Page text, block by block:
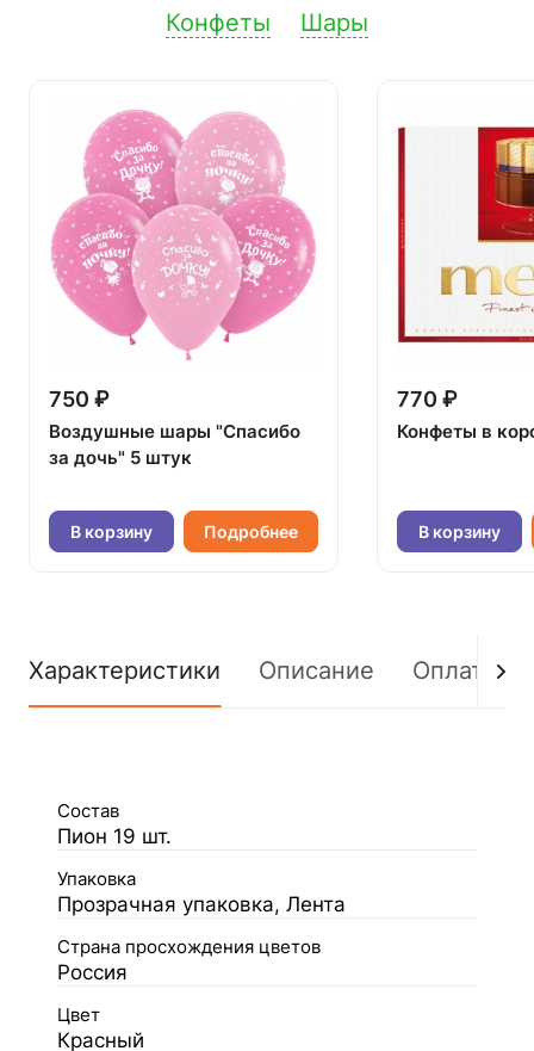
Конфеты Шары
750 ₽
Воздушные шары "Спасибо
за дочь" 5 штук
В корзину Подробнее
770 ₽
Конфеты в
В корзину
Характеристики Описание Оплата
Состав
Пион 19 шт.
Упаковка
Прозрачная упаковка, Лента
Страна просхождения цветов
Россия
Цвет
Красный